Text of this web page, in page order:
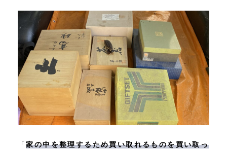
「家の中を整理するため買い取れるものを買い取っ